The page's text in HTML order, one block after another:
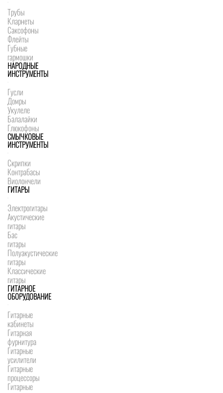
Трубы
Кларнеты
Саксофоны
Флейты
Губные
гармошки
НАРОДНЫЕ
ИНСТРУМЕНТЫ
Гусли
Домры
Укулеле
Балалайки
Глюкофоны
СМЫЧКОВЫЕ
ИНСТРУМЕНТЫ
Скрипки
Контрабасы
Виолончели
ГИТАРЫ
Электрогитары
Акустические
гитары
Бас
гитары
Полуакустические
гитары
Классические
гитары
ГИТАРНОЕ
ОБОРУДОВАНИЕ
Гитарные
кабинеты
Гитарная
фурнитура
Гитарные
усилители
Гитарные
процессоры
Гитарные